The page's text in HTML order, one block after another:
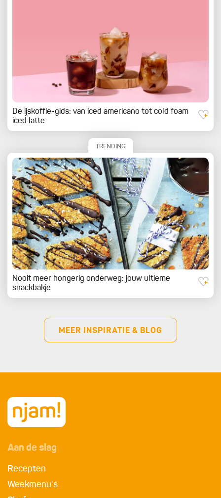
De ijskoffie-gids: van iced americano tot cold foam
iced latte
TRENDING
Nooit meer hongerig onderweg: jouw ultieme
snackbakje
MEER INSPIRATIE & BLOG
Aan de slag
Recepten
Weekmenu's